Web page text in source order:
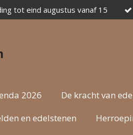
tot eind augustus vanaf 15
2026
De kracht van
en edelstenen